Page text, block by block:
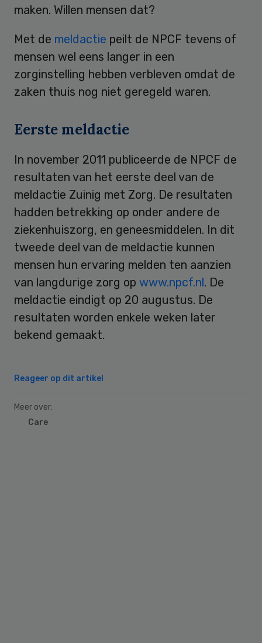
maken. Willen mensen dat?
Met de meldactie peilt de NPCF tevens of
mensen wel eens langer in een
zorginstelling hebben verbleven omdat de
zaken thuis nog niet geregeld waren.
Eerste meldactie
In november 2011 publiceerde de NPCF de
resultaten van het eerste deel van de
meldactie Zuinig met Zorg. De resultaten
hadden betrekking op onder andere de
ziekenhuiszorg, en geneesmiddelen. In dit
tweede deel van de meldactie kunnen
mensen hun ervaring melden ten aanzien
van langdurige zorg op www.npcf.nl. De
meldactie eindigt op 20 augustus. De
resultaten worden enkele weken later
bekend gemaakt.
Reageer op dit artikel
Meer over:
Care